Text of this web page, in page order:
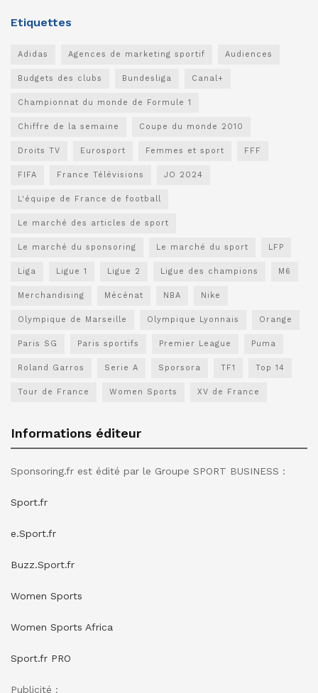
Etiquettes
Adidas Agences de marketing sportif Audiences
Budgets des clubs Bundesliga Canal+
Championnat du monde de Formule 1
Chiffre de la semaine Coupe du monde 2010
Droits TV Eurosport Femmes et sport FFF
FIFA France Télévisions JO 2024
L'équipe de France de football
Le marché des articles de sport
Le marché du sponsoring Le marché du sport LFP
Liga Ligue 1 Ligue 2 Ligue des champions M6
Merchandising Mécénat NBA Nike
Olympique de Marseille Olympique Lyonnais Orange
Paris SG Paris sportifs Premier League Puma
Roland Garros Serie A Sporsora TF1 Top 14
Tour de France Women Sports XV de France
Informations éditeur
Sponsoring.fr est édité par le Groupe SPORT BUSINESS :
Sport.fr
e.Sport.fr
Buzz.Sport.fr
Women Sports
Women Sports Africa
Sport.fr PRO
Publicité :